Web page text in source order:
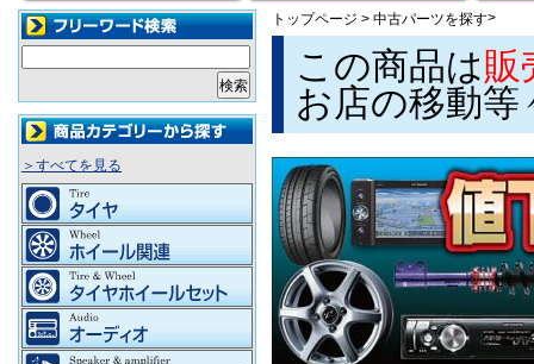
トップページ > 中古パーツを探す>
この商品は販
お店の移動
＞すべてを見る